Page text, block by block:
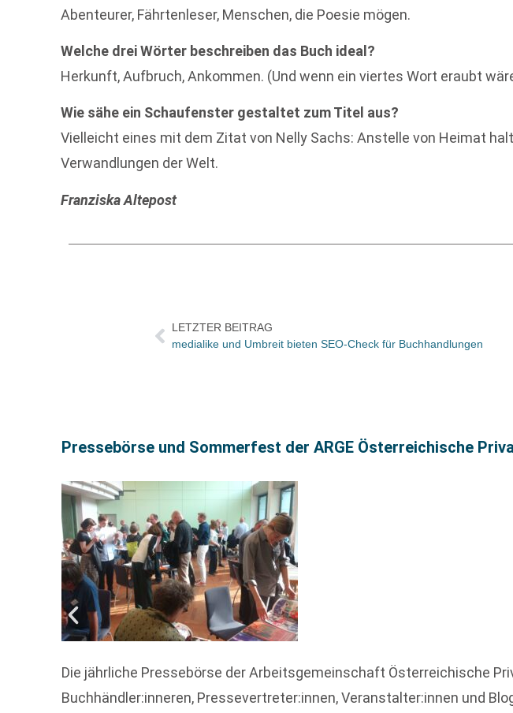
Abenteurer, Fährtenleser, Menschen, die Poesie mögen.
Welche drei Wörter beschreiben das Buch ideal?
Herkunft, Aufbruch, Ankommen. (Und wenn ein viertes Wort eraubt
Wie sähe ein Schaufenster gestaltet zum Titel aus?
Vielleicht eines mit dem Zitat von Nelly Sachs: Anstelle von Heimat
Verwandlungen der Welt.
Franziska Altepost
LETZTER BEITRAG
medialike und Umbreit bieten SEO-Check für Buchhandlungen
Pressebörse und Sommerfest der ARGE Österreichische
Die jährliche Pressebörse der Arbeitsgemeinschaft Österreichische
Buchhändler:inneren, Pressevertreter:innen, Veranstalter:innen und